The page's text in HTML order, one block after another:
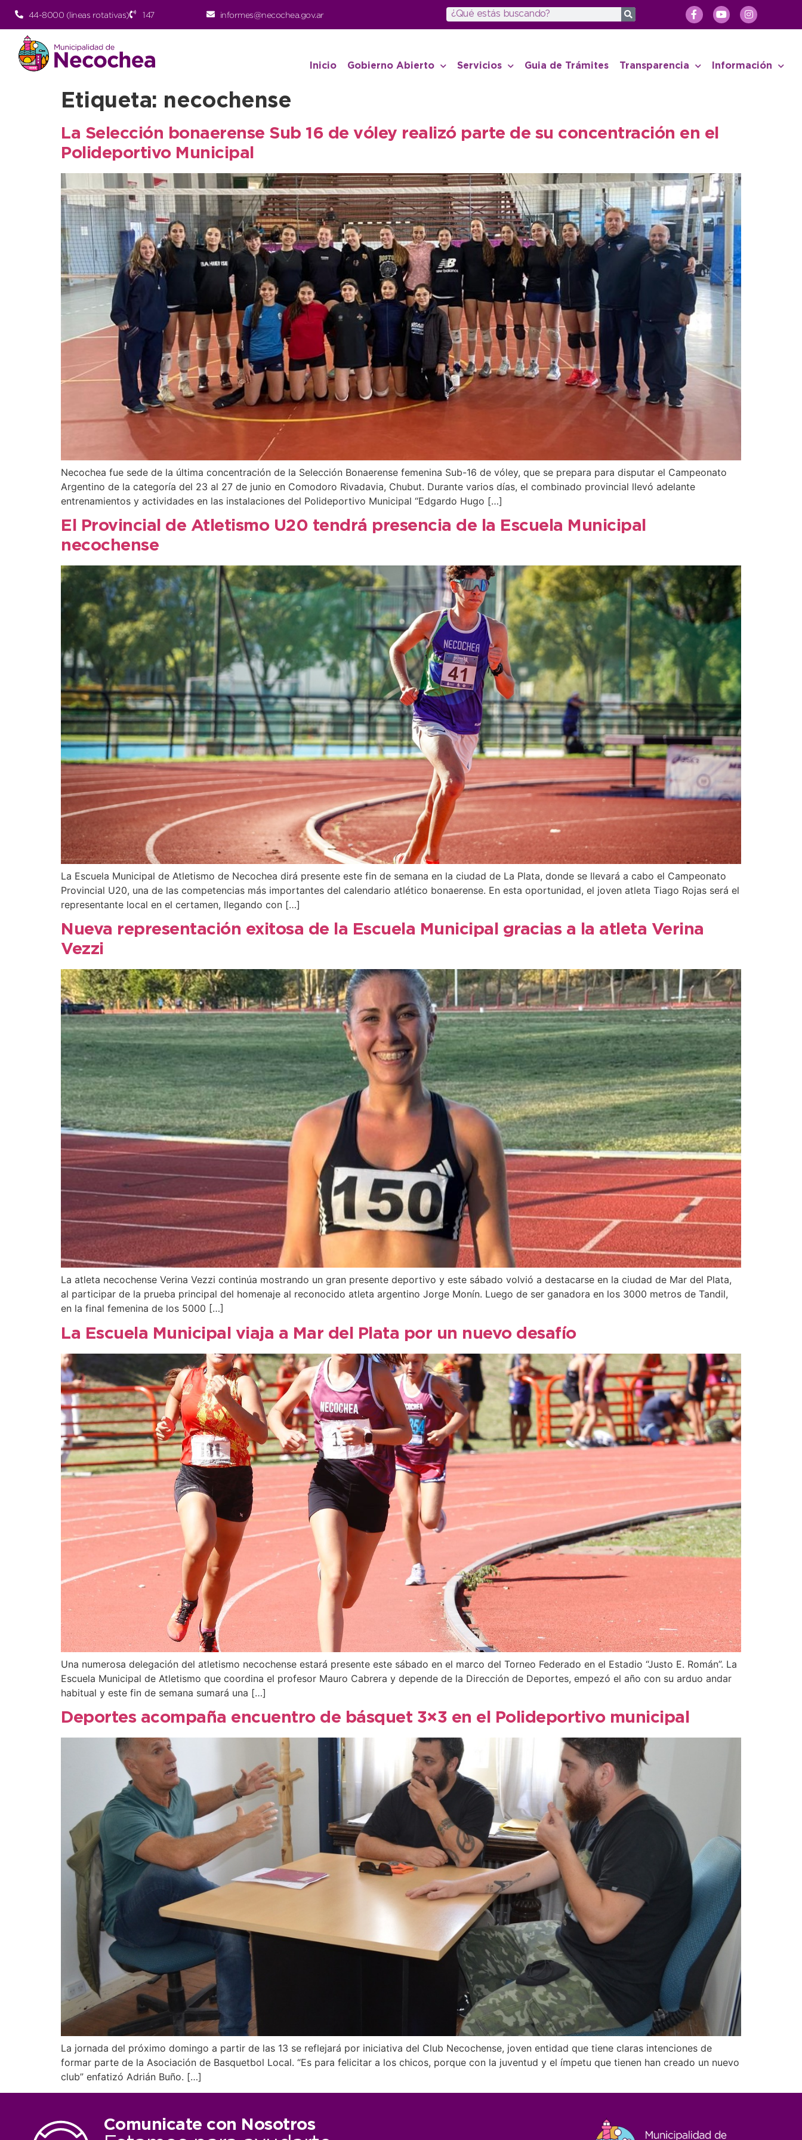
44-8000 (lineas rotativas) 147 informes@necochea.gov.ar
Inicio Gobierno Abierto Servicios Guia de Trámites Transparencia Información
Etiqueta: necochense
La Selección bonaerense Sub 16 de vóley realizó parte de su concentración en el
Polideportivo Municipal
Necochea fue sede de la última concentración de la Selección Bonaerense femenina Sub-16 de vóley, que se prepara para disputar el Campeonato
Argentino de la categoría del 23 al 27 de junio en Comodoro Rivadavia, Chubut. Durante varios días, el combinado provincial llevó adelante
entrenamientos y actividades en las instalaciones del Polideportivo Municipal “Edgardo Hugo […]
El Provincial de Atletismo U20 tendrá presencia de la Escuela Municipal
necochense
La Escuela Municipal de Atletismo de Necochea dirá presente este fin de semana en la ciudad de La Plata, donde se llevará a cabo el Campeonato
Provincial U20, una de las competencias más importantes del calendario atlético bonaerense. En esta oportunidad, el joven atleta Tiago Rojas será el
representante local en el certamen, llegando con […]
Nueva representación exitosa de la Escuela Municipal gracias a la atleta Verina
Vezzi
La atleta necochense Verina Vezzi continúa mostrando un gran presente deportivo y este sábado volvió a destacarse en la ciudad de Mar del Plata,
al participar de la prueba principal del homenaje al reconocido atleta argentino Jorge Monín. Luego de ser ganadora en los 3000 metros de Tandil,
en la final femenina de los 5000 […]
La Escuela Municipal viaja a Mar del Plata por un nuevo desafío
Una numerosa delegación del atletismo necochense estará presente este sábado en el marco del Torneo Federado en el Estadio “Justo E. Román”. La
Escuela Municipal de Atletismo que coordina el profesor Mauro Cabrera y depende de la Dirección de Deportes, empezó el año con su arduo andar
habitual y este fin de semana sumará una […]
Deportes acompaña encuentro de básquet 3×3 en el Polideportivo municipal
La jornada del próximo domingo a partir de las 13 se reflejará por iniciativa del Club Necochense, joven entidad que tiene claras intenciones de
formar parte de la Asociación de Basquetbol Local. “Es para felicitar a los chicos, porque con la juventud y el ímpetu que tienen han creado un nuevo
club” enfatizó Adrián Buño. […]
Comunicate con Nosotros